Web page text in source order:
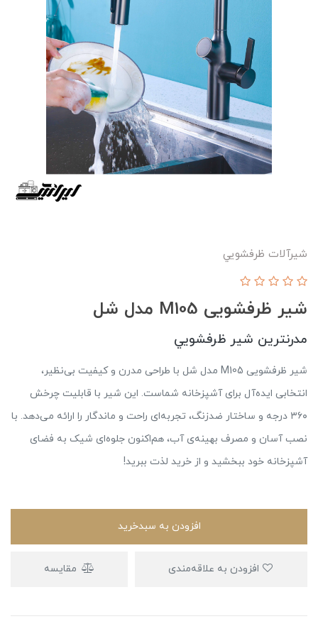
شیرآلات ظرفشويي
شیر ظرفشویی M105 مدل شل
مدرنترين شير ظرفشويي
شیر ظرفشویی M105 مدل شل با طراحی مدرن و کیفیت بی‌نظیر،
انتخابی ایده‌آل برای آشپزخانه شماست. این شیر با قابلیت چرخش
۳۶۰ درجه و ساختار ضدزنگ، تجربه‌ای راحت و ماندگار را ارائه می‌دهد. با
نصب آسان و مصرف بهینه‌ی آب، هم‌اکنون جلوه‌ای شیک به فضای
آشپزخانه خود ببخشید و از خرید لذت ببرید!
افزودن به سبدخرید
مقایسه